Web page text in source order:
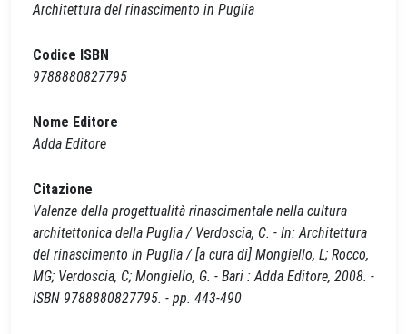
Architettura del rinascimento in Puglia
Codice ISBN
9788880827795
Nome Editore
Adda Editore
Citazione
Valenze della progettualità rinascimentale nella cultura
architettonica della Puglia / Verdoscia, C. - In: Architettura
del rinascimento in Puglia / [a cura di] Mongiello, L; Rocco,
MG; Verdoscia, C; Mongiello, G. - Bari : Adda Editore, 2008. -
ISBN 9788880827795. - pp. 443-490